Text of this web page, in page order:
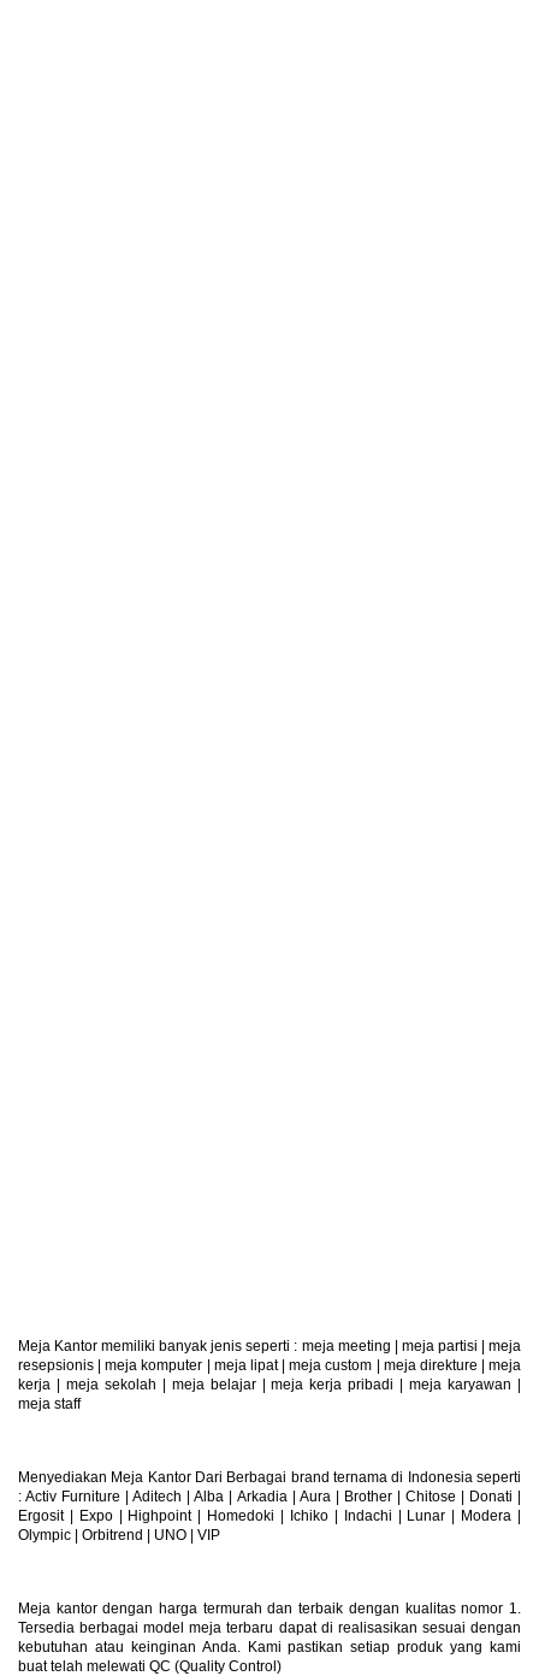
Meja Kantor memiliki banyak jenis seperti : meja meeting | meja partisi |meja
resepsionis |meja komputer | meja lipat|meja custom | meja direkture |meja
kerja | meja sekolah | meja belajar|meja kerja pribadi |meja karyawan |
meja staff
Menyediakan Meja Kantor Dari Berbagai brand ternama di Indonesia seperti
: Activ Furniture |Aditech |Alba | Arkadia| Aura| Brother| Chitose | Donati |
Ergosit| Expo| Highpoint| Homedoki | Ichiko| Indachi | Lunar | Modera |
Olympic | Orbitrend | UNO | VIP
Meja kantor dengan harga termurah dan terbaik dengan kualitas nomor 1.
Tersedia berbagai model meja terbaru dapat di realisasikan sesuai dengan
kebutuhan atau keinginan Anda. Kami pastikan setiap produk yang kami
buat telah melewati QC (Quality Control)